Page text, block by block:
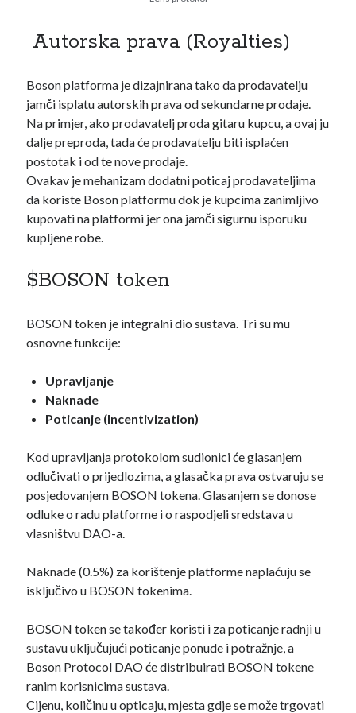
Autorska prava (Royalties)
Boson platforma je dizajnirana tako da prodavatelju
jamči isplatu autorskih prava od sekundarne prodaje.
Na primjer, ako prodavatelj proda gitaru kupcu, a ovaj ju
dalje preproda, tada će prodavatelju biti isplaćen
postotak i od te nove prodaje.
Ovakav je mehanizam dodatni poticaj prodavateljima
da koriste Boson platformu dok je kupcima zanimljivo
kupovati na platformi jer ona jamči sigurnu isporuku
kupljene robe.
$BOSON token
BOSON token je integralni dio sustava. Tri su mu
osnovne funkcije:
Upravljanje
Naknade
Poticanje (Incentivization)
Kod upravljanja protokolom sudionici će glasanjem
odlučivati o prijedlozima, a glasačka prava ostvaruju se
posjedovanjem BOSON tokena. Glasanjem se donose
odluke o radu platforme i o raspodjeli sredstava u
vlasništvu DAO-a.
Naknade (0.5%) za korištenje platforme naplaćuju se
isključivo u BOSON tokenima.
BOSON token se također koristi i za poticanje radnji u
sustavu uključujući poticanje ponude i potražnje, a
Boson Protocol DAO će distribuirati BOSON tokene
ranim korisnicima sustava.
Cijenu, količinu u opticaju, mjesta gdje se može trgovati